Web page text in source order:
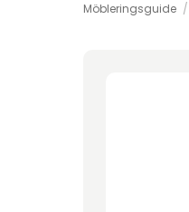
Möbleringsguide /